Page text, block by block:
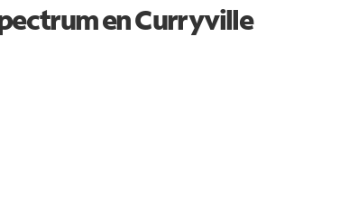
enCurryville